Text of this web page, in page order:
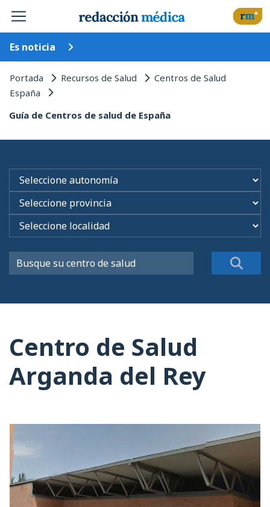
Es noticia
Portada Recursos de Salud Centros de Salud
España
Guía de Centros de salud de España
Centro de Salud
Arganda del Rey